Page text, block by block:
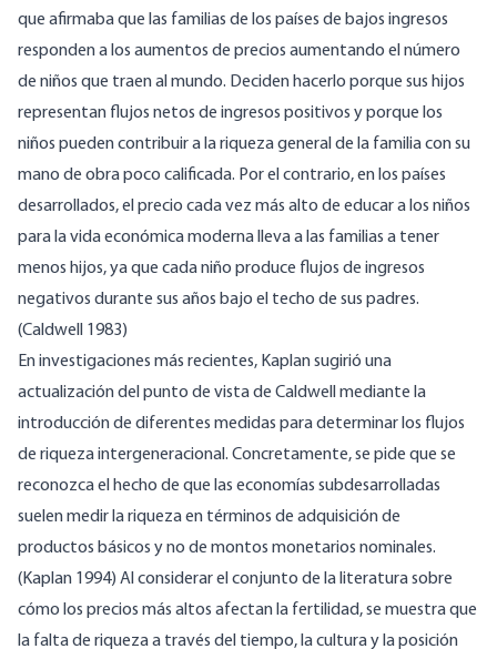
que afirmaba que las familias de los países de bajos ingresos
responden a los aumentos de precios aumentando el número
de niños que traen al mundo. Deciden hacerlo porque sus hijos
representan flujos netos de ingresos positivos y porque los
niños pueden contribuir a la riqueza general de la familia con su
mano de obra poco calificada. Por el contrario, en los países
desarrollados, el precio cada vez más alto de educar a los niños
para la vida económica moderna lleva a las familias a tener
menos hijos, ya que cada niño produce flujos de ingresos
negativos durante sus años bajo el techo de sus padres.
(Caldwell 1983)
En investigaciones más recientes, Kaplan sugirió una
actualización del punto de vista de Caldwell mediante la
introducción de diferentes medidas para determinar los flujos
de riqueza intergeneracional. Concretamente, se pide que se
reconozca el hecho de que las economías subdesarrolladas
suelen medir la riqueza en términos de adquisición de
productos básicos y no de montos monetarios nominales.
(Kaplan 1994) Al considerar el conjunto de la literatura sobre
cómo los precios más altos afectan la fertilidad, se muestra que
la falta de riqueza a través del tiempo, la cultura y la posición